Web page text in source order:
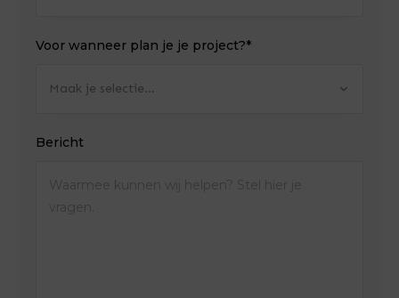
Voor wanneer plan je je project?*
Maak je selectie...
Bericht